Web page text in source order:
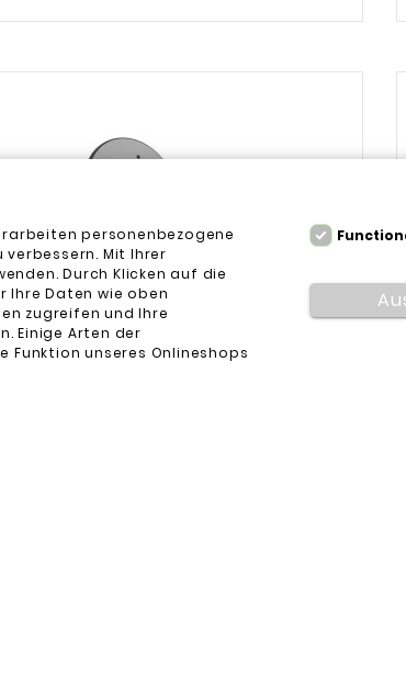
personenbezogene
Mit Ihrer
Durch Klicken auf die
Ihre Daten wie oben
zugreifen und Ihre
Einige Arten der
Funktion unseres Onlineshops